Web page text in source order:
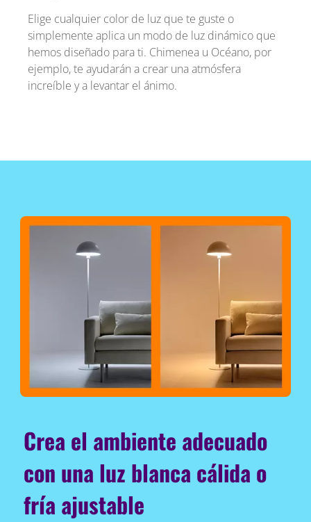
Elige cualquier color de luz que te guste o
simplemente aplica un modo de luz dinámico que
hemos diseñado para ti. Chimenea u Océano, por
ejemplo, te ayudarán a crear una atmósfera
increíble y a levantar el ánimo.
Crea el ambiente adecuado
con una luz blanca cálida o
fría ajustable